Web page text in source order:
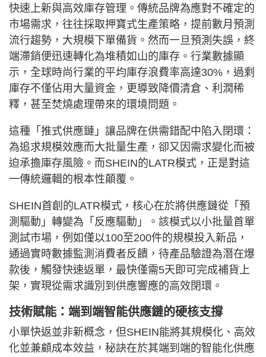
快速上新與高效庫存管理。傳統品牌為應對不確定的
市場需求，往往採取押寶式生產策略，提前數月預測
流行趨勢，大規模下單備貨。然而一旦預測失誤，終
端滯銷便迅速轉化為堆積如山的庫存。行業數據顯
示，全球時尚行業的平均庫存浪費率高達30%，過剩
庫存不僅佔用大量資金，更導致降價清倉、利潤稀
釋，甚至焚燒處理帶來的環境問題。
這種「推式供應鏈」讓品牌在供需錯配中陷入閉環：
為追求規模效應而大批量生產，卻又因需求變化而被
迫承擔庫存風險。而SHEIN的LATR模式，正是對這
一傳統邏輯的根本性顛覆。
SHEIN首創的LATR模式，核心在於將供應鏈從「預
測驅動」轉變為「反應驅動」。該模式以小批量首單
測試市場，例如僅以100至200件的規模投入新品，
通過實時數據監測消費者反饋，待產品驗證為潛在爆
款後，觸發快速返單，最快僅需5天即可完成補貨上
架，實現從需求識別到供應響應的高效閉環。
技術賦能：端到端智能供應鏈的硬核支撐
小單快返並非新概念，但SHEIN能將其規模化、高效
化並兼顧成本效益，秘訣在於其端到端的智能化供應